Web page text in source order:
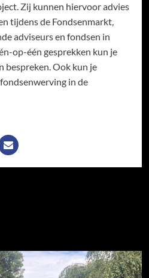
Zij kunnen hiervoor advies
tijdens de Fondsenmarkt,
adviseurs en fondsen in
op-één gesprekken kun je
bespreken. Ook kun je
in de